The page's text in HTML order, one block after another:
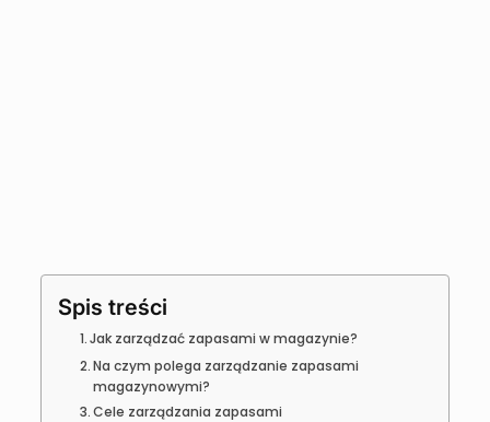
Spis treści
Jak zarządzać zapasami w magazynie?
Na czym polega zarządzanie zapasami
magazynowymi?
Cele zarządzania zapasami